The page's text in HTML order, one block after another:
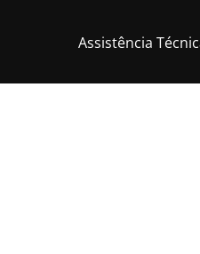
Assistência